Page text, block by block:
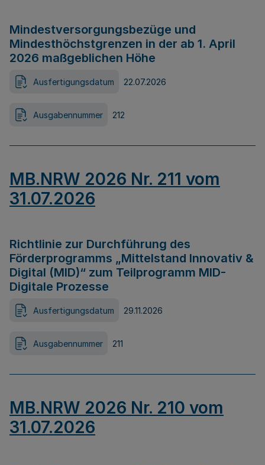
Mindestversorgungsbezüge und
Mindesthöchstgrenzen in der ab 1. April
2026 maßgeblichen Höhe
Ausfertigungsdatum 22.07.2026
Ausgabennummer 212
MB.NRW 2026 Nr. 211 vom
31.07.2026
Richtlinie zur Durchführung des
Förderprogramms „Mittelstand Innovativ &
Digital (MID)“ zum Teilprogramm MID-
Digitale Prozesse
Ausfertigungsdatum 29.11.2026
Ausgabennummer 211
MB.NRW 2026 Nr. 210 vom
31.07.2026